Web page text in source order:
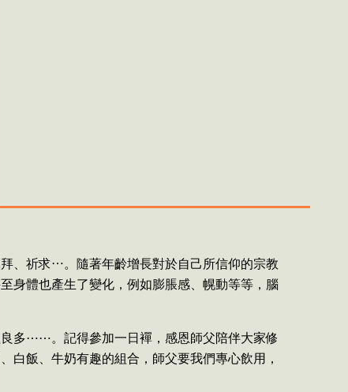
、祈求⋯。隨著年齡增長對於自己所信仰的宗教
身體也產生了變化，例如膨脹感、幌動等等，腦
多⋯⋯。記得參加一日襌，感恩師父陪伴大家修
飯、牛奶有趣的組合，師父要我們專心飲用，